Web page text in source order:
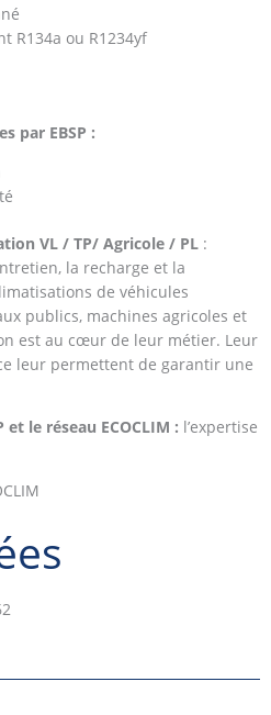
R134a ou R1234yf
par EBSP :
VL / TP/ Agricole / PL :
la recharge et la
de véhicules
publics, machines agricoles et
est au cœur de leur métier. Leur
leur permettent de garantir une
et le réseau ECOCLIM : l’expertise